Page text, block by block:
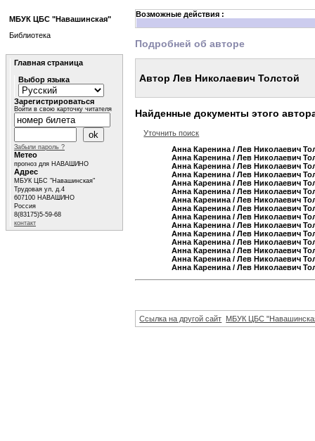
Возможные действия :
Подробней об авторе
Автор Лев Николаевич Толстой
Найденные документы этого
Уточнить поиск
Анна Каренина / Лев Николаевич
Анна Каренина / Лев Николаевич
Анна Каренина / Лев Николаевич
Анна Каренина / Лев Николаевич
Анна Каренина / Лев Николаевич
Анна Каренина / Лев Николаевич
Анна Каренина / Лев Николаевич
Анна Каренина / Лев Николаевич
Анна Каренина / Лев Николаевич
Анна Каренина / Лев Николаевич
Анна Каренина / Лев Николаевич
Анна Каренина / Лев Николаевич
Анна Каренина / Лев Николаевич
Анна Каренина / Лев Николаевич
Анна Каренина / Лев Николаевич
Ссылка на другой сайт МБУК ЦБС
МБУК ЦБС "Навашинская"
Библиотека
Главная страница
Выбор языка
Зарегистрироваться
Войти в свою карточку читателя
Забыли пароль ?
Метео
прогноз для НАВАШИНО
Адрес
МБУК ЦБС "Навашинская"
Трудовая ул, д.4
607100 НАВАШИНО
Россия
8(83175)5-59-68
контакт